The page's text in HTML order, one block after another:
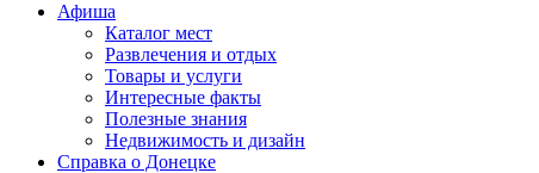
Афиша
Каталог мест
Развлечения и отдых
Товары и услуги
Интересные факты
Полезные знания
Недвижимость и дизайн
Справка о Донецке